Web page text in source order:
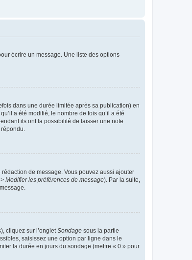
écrire un message. Une liste des options
dans une durée limitée après sa publication) en
a été modifié, le nombre de fois qu’il a été
ils ont la possibilité de laisser une note
de message. Vous pouvez aussi ajouter
Modifier les préférences de message). Par la suite,
cliquez sur l’onglet Sondage sous la partie
saisissez une option par ligne dans le
la durée en jours du sondage (mettre « 0 » pour